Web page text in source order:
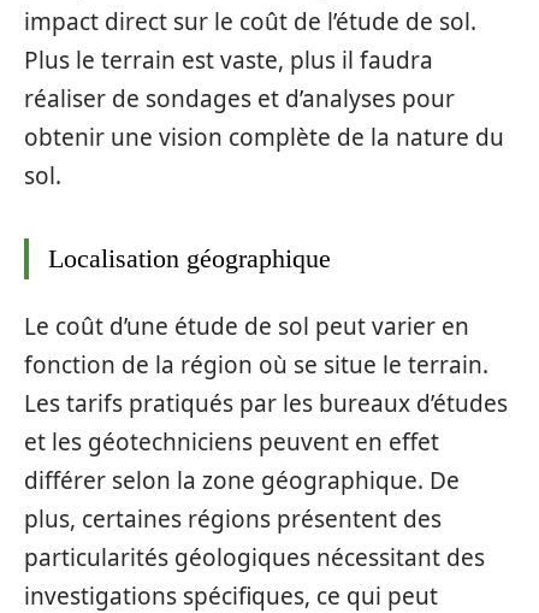
impact direct sur le coût de l’étude de sol.
Plus le terrain est vaste, plus il faudra
réaliser de sondages et d’analyses pour
obtenir une vision complète de la nature du
sol.
Localisation géographique
Le coût d’une étude de sol peut varier en
fonction de la région où se situe le terrain.
Les tarifs pratiqués par les bureaux d’études
et les géotechniciens peuvent en effet
différer selon la zone géographique. De
plus, certaines régions présentent des
particularités géologiques nécessitant des
investigations spécifiques, ce qui peut